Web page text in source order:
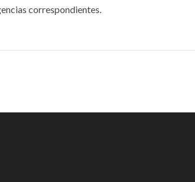
correspondientes.